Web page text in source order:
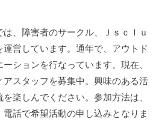
、障害者のサークル、Ｊｓｃｌｕ
運営しています。通年で、アウトド
ションを行なっています。現在、
スタッフを募集中。興味のある活
楽しんでください。参加方法は、
話で希望活動の申し込みとなりま